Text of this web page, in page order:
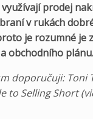
prodej
v rukách
je rozumné je
obchodního plánu.
doporučuji: Toni
to Selling Short